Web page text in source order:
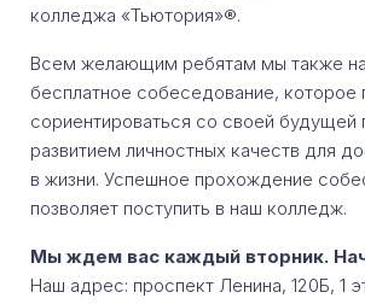
колледжа «Тьютория»®.
Всем желающим ребятам мы также
бесплатное собеседование,
сориентироваться со своей будущей
развитием личностных качеств для
в жизни. Успешное прохождение
позволяет поступить в наш колледж.
Мы ждем вас каждый вторник.
Наш адрес: проспект Ленина, 120Б, 1